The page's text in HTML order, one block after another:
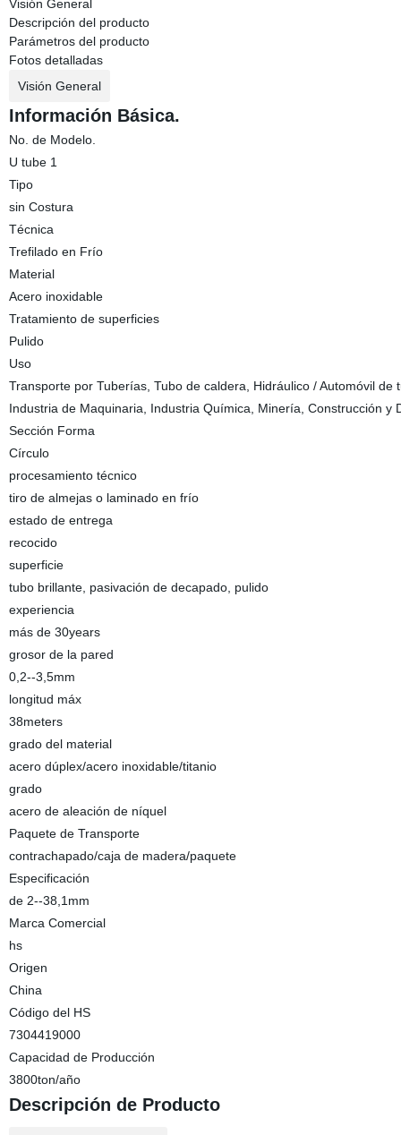
Visión General
Descripción del producto
Parámetros del producto
Fotos detalladas
Visión General
Información Básica.
No. de Modelo.
U tube 1
Tipo
sin Costura
Técnica
Trefilado en Frío
Material
Acero inoxidable
Tratamiento de superficies
Pulido
Uso
Transporte por Tuberías, Tubo de caldera, Hidráulico / Automóvil
Industria de Maquinaria, Industria Química, Minería, Construcción y
Sección Forma
Círculo
procesamiento técnico
tiro de almejas o laminado en frío
estado de entrega
recocido
superficie
tubo brillante, pasivación de decapado, pulido
experiencia
más de 30years
grosor de la pared
0,2--3,5mm
longitud máx
38meters
grado del material
acero dúplex/acero inoxidable/titanio
grado
acero de aleación de níquel
Paquete de Transporte
contrachapado/caja de madera/paquete
Especificación
de 2--38,1mm
Marca Comercial
hs
Origen
China
Código del HS
7304419000
Capacidad de Producción
3800ton/año
Descripción de Producto